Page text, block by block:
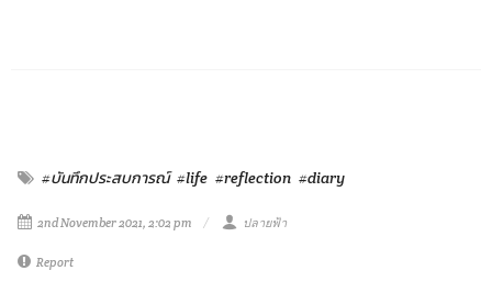
#บันทึกประสบการณ์ #life #reflection #diary
2nd November 2021, 2:02 pm ปลายฟ้า
Report